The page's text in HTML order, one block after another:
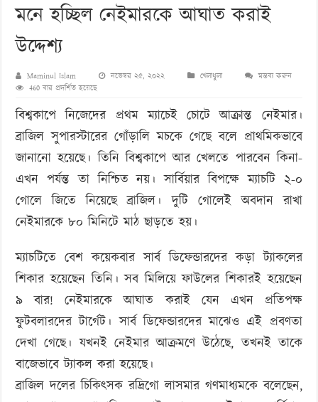
মনে হচ্ছিল নেইমারকে আঘাত করাই
উদ্দেশ্য
Maminul Islam নভেম্বর ২৫, ২০২২ খেলাধুলা
মন্তব্য করুন
460 বার প্রদর্শিত হয়েছে
বিশ্বকাপে নিজেদের প্রথম ম্যাচেই চোটে আক্রান্ত নেইমার।
ব্রাজিল সুপারস্টারের গোঁড়ালি মচকে গেছে বলে প্রাথমিকভাবে
জানানো হয়েছে। তিনি বিশ্বকাপে আর খেলতে পারবেন কিনা-
এখন পর্যন্ত তা নিশ্চিত নয়। সার্বিয়ার বিপক্ষে ম্যাচটি ২-০
গোলে জিতে নিয়েছে ব্রাজিল। দুটি গোলেই অবদান রাখা
নেইমারকে ৮০ মিনিটে মাঠ ছাড়তে হয়।
ম্যাচটিতে বেশ কয়েকবার সার্ব ডিফেন্ডারদের কড়া ট্যাকলের
শিকার হয়েছেন তিনি। সব মিলিয়ে ফাউলের শিকারই হয়েছেন
৯ বার! নেইমারকে আঘাত করাই যেন এখন প্রতিপক্ষ
ফুটবলারদের টার্গেট। সার্ব ডিফেন্ডারদের মাঝেও এই প্রবণতা
দেখা গেছে। যখনই নেইমার আক্রমণে উঠেছে, তখনই তাকে
বাজেভাবে ট্যাকল করা হয়েছে।
ব্রাজিল দলের চিকিৎসক রদ্রিগো লাসমার গণমাধ্যমকে বলেছেন,